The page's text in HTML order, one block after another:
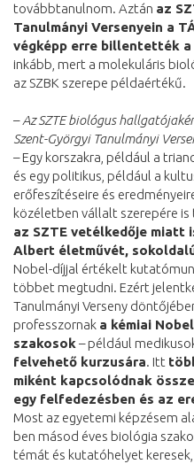
továbbtanulnom. Aztán az
Tanulmányi Versenyein a
végképp erre billentették
inkább, mert a molekuláris
az SZBK szerepe példaértékű.
–Az SZTE biológus
Szent-Györgyi Tanulmányi
– Egy korszakra, például a
és egy politikus, például a
erőfeszítéseire és
közéletben vállalt szerepére
az SZTE vetélkedője miatt
Albert életművét,
Nobel-díjjal értékelt
többet megtudni. Ezért
Tanulmányi Verseny
professzornak a kémiai
szakosok– például
felvehető kurzusára. Itt
miként kapcsolódnak
egy felfedezésben és az
Most az egyetemi képzésem
ben másod éves biológia
témát és kutatóhelyet